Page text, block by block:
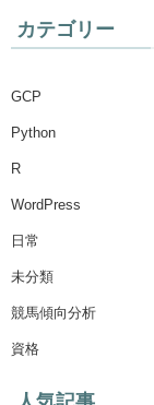
カテゴリー
GCP
Python
R
WordPress
日常
未分類
競馬傾向分析
資格